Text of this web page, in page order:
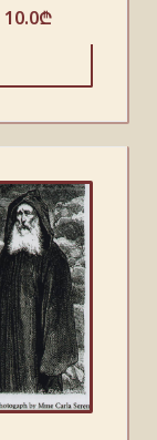
10.0₾